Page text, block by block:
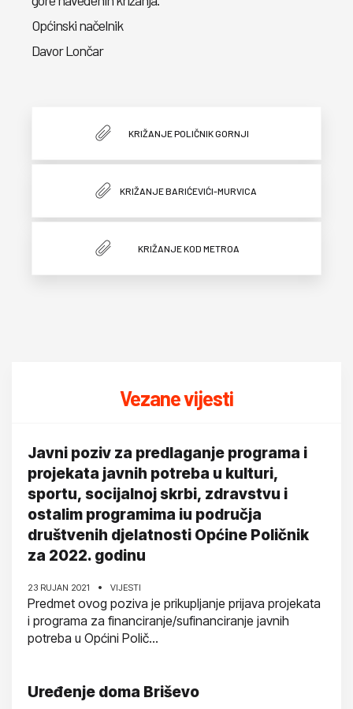
Općinski načelnik
Davor Lončar
KRIŽANJE POLIČNIK GORNJI
KRIŽANJE BARIĆEVIĆI-MURVICA
KRIŽANJE KOD METROA
Vezane vijesti
Javni poziv za predlaganje programa i
projekata javnih potreba u kulturi,
sportu, socijalnoj skrbi, zdravstvu i
ostalim programima iu područja
društvenih djelatnosti Općine Poličnik
za 2022. godinu
23 RUJAN 2021 VIJESTI
Predmet ovog poziva je prikupljanje prijava projekata
i programa za financiranje/sufinanciranje javnih
potreba u Općini Polič...
Uređenje doma Briševo